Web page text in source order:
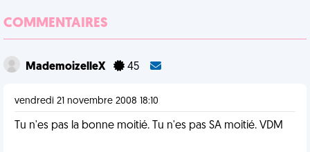
COMMENTAIRES
MademoizelleX 45
vendredi 21 novembre 2008 18:10
Tu n'es pas la bonne moitié. Tu n'es pas SA moitié. VDM